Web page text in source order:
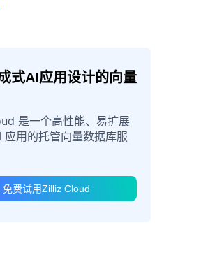
式AI应用设计的向量
是一个高性能、易扩展
应用的托管向量数据库服
免费试用Zilliz Cloud